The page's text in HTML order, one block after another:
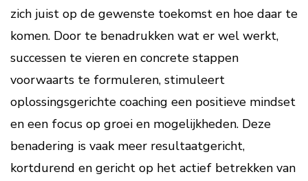
zich juist op de gewenste toekomst en hoe daar te
komen. Door te benadrukken wat er wel werkt,
successen te vieren en concrete stappen
voorwaarts te formuleren, stimuleert
oplossingsgerichte coaching een positieve mindset
en een focus op groei en mogelijkheden. Deze
benadering is vaak meer resultaatgericht,
kortdurend en gericht op het actief betrekken van